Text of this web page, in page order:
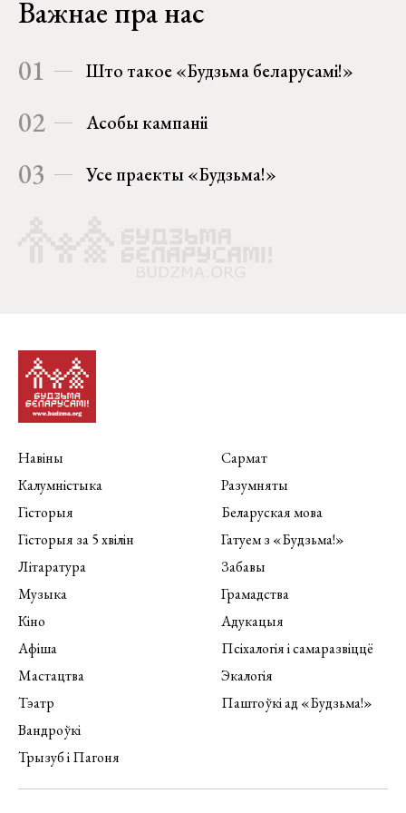
Важнае пра нас
01 Што такое «Будзьма беларусамі!»
02 Асобы кампаніі
03 Усе праекты «Будзьма!»
Навіны
Калумністыка
Гісторыя
Гісторыя за 5 хвілін
Літаратура
Музыка
Кіно
Афіша
Мастацтва
Тэатр
Вандроўкі
Трызуб і Пагоня
Сармат
Разумняты
Беларуская мова
Гатуем з «Будзьма!»
Забавы
Грамадства
Адукацыя
Псіхалогія і самаразвіццё
Экалогія
Паштоўкі ад «Будзьма!»